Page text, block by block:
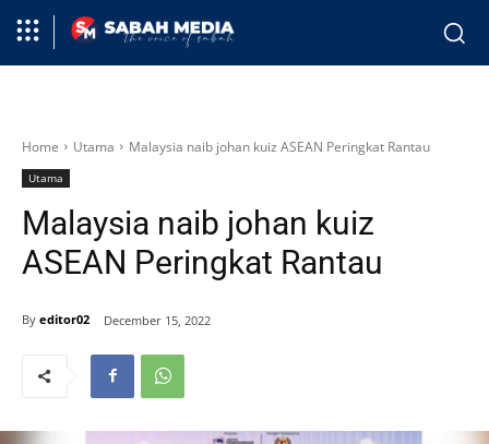
Home Utama Malaysia naib johan kuiz ASEAN Peringkat Rantau
Utama
Malaysia naib johan kuiz
ASEAN Peringkat Rantau
By editor02 December 15, 2022